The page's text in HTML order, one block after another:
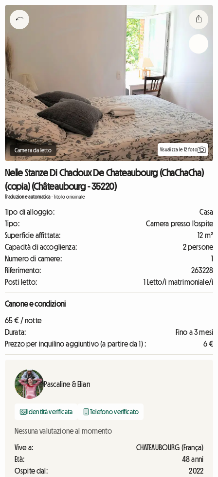
Camera da letto Visualizza le 12 foto
Nelle Stanze Di Chadoux De Chateaubourg (ChaChaCha)
(copia) (Châteaubourg - 35220)
Traduzione automatica-Titolo originale
Tipo di alloggio:
Casa
Tipo:
Camera presso l'ospite
Superficie affittata:
12 m²
Capacità di accoglienza:
2 persone
Numero di camere:
1
Riferimento:
263228
Posti letto:
1 Letto/i matrimoniale/i
Canone e condizioni
65 € / notte
Durata:
Fino a 3 mesi
Prezzo per inquilino aggiuntivo (a partire da 1) :
6 €
Pascaline & Elian
Identità verificata Telefono verificato
Nessuna valutazione al momento
Vive a:
CHATEAUBOURG (França)
Età:
48 anni
Ospite dal:
2022